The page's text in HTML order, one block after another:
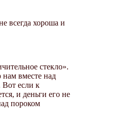
всегда хороша и
стекло».
вместе над
Вот если к
и деньги его не
пороком